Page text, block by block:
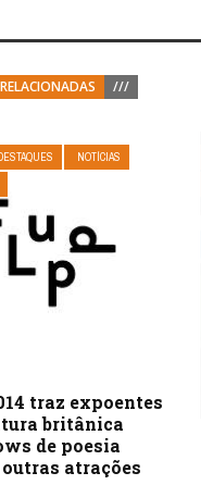
///
NOTÍCIAS
traz expoentes
britânica
de poesia
atrações